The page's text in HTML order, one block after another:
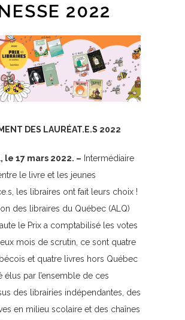
2022
DES LAURÉAT.E.S 2022
le 17 mars 2022. – Intermédiaire
le livre et les jeunes
les libraires ont fait leurs choix !
des libraires du Québec (ALQ)
le Prix a comptabilisé les votes
mois de scrutin, ce sont quatre
et quatre livres hors Québec
élus par l’ensemble de ces
des librairies indépendantes, des
en milieu scolaire et des chaînes